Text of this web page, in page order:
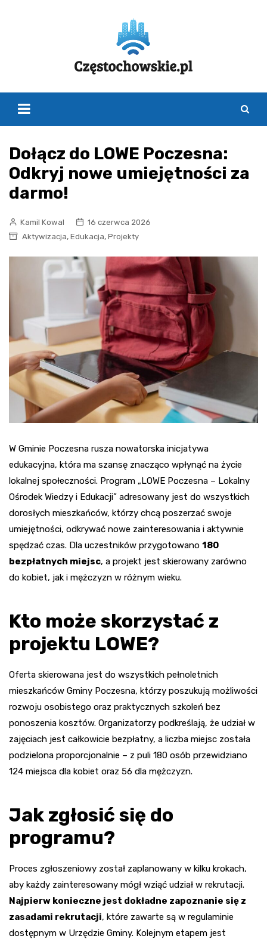
Dołącz do LOWE Poczesna:
Odkryj nowe umiejętności za
darmo!
Kamil Kowal
16 czerwca 2026
Aktywizacja, Edukacja, Projekty
W Gminie Poczesna rusza nowatorska inicjatywa
edukacyjna, która ma szansę znacząco wpłynąć na życie
lokalnej społeczności. Program „LOWE Poczesna – Lokalny
Ośrodek Wiedzy i Edukacji” adresowany jest do wszystkich
dorosłych mieszkańców, którzy chcą poszerzać swoje
umiejętności, odkrywać nowe zainteresowania i aktywnie
spędzać czas. Dla uczestników przygotowano 180
bezpłatnych miejsc, a projekt jest skierowany zarówno
do kobiet, jak i mężczyzn w różnym wieku.
Kto może skorzystać z
projektu LOWE?
Oferta skierowana jest do wszystkich pełnoletnich
mieszkańców Gminy Poczesna, którzy poszukują możliwości
rozwoju osobistego oraz praktycznych szkoleń bez
ponoszenia kosztów. Organizatorzy podkreślają, że udział w
zajęciach jest całkowicie bezpłatny, a liczba miejsc została
podzielona proporcjonalnie – z puli 180 osób przewidziano
124 miejsca dla kobiet oraz 56 dla mężczyzn.
Jak zgłosić się do
programu?
Proces zgłoszeniowy został zaplanowany w kilku krokach,
aby każdy zainteresowany mógł wziąć udział w rekrutacji.
Najpierw konieczne jest dokładne zapoznanie się z
zasadami rekrutacji, które zawarte są w regulaminie
dostępnym w Urzędzie Gminy. Kolejnym etapem jest